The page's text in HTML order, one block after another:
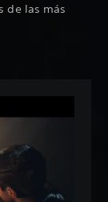
de las más